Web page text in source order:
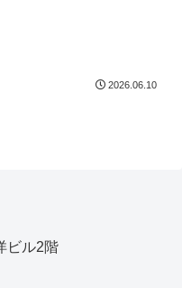
2026.06.10
ビル2階